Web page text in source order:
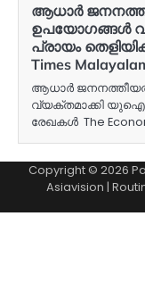
ആധാര്‍
ഉപയോഗങ്ങള്‍
പ്രായം
Times
ആധാര്‍
വ്യക്തമാക്കി
രേഖകള്‍ The
Copyright © 2026
Asiavision |